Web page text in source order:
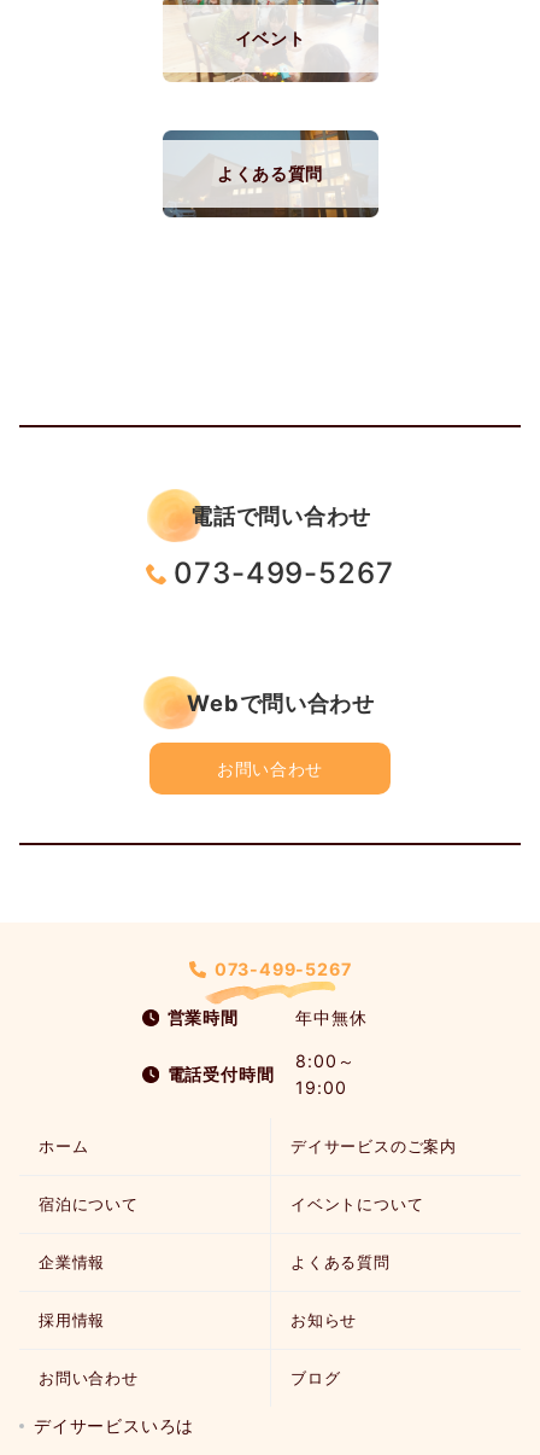
イベント
よくある質問
電話で問い合わせ
073-499-5267
Webで問い合わせ
お問い合わせ
073-499-5267
営業時間 年中無休
電話受付時間
8:00～
19:00
ホーム デイサービスのご案内
宿泊について イベントについて
企業情報 よくある質問
採用情報 お知らせ
お問い合わせ ブログ
デイサービスいろは